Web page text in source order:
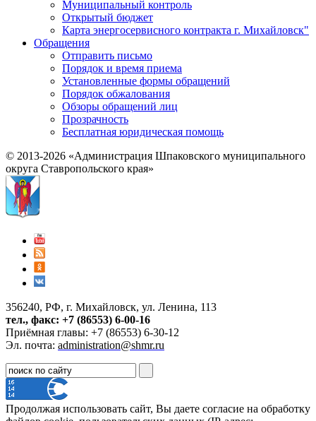
Муниципальный контроль
Открытый бюджет
Карта энергосервисного контракта г. Михайловск"
Обращения
Отправить письмо
Порядок и время приема
Установленные формы обращений
Порядок обжалования
Обзоры обращений лиц
Прозрачность
Бесплатная юридическая помощь
© 2013-2026 «Администрация Шпаковского муниципального
округа Ставропольского края»
356240, РФ, г. Михайловск, ул. Ленина, 113
тел., факс: +7 (86553) 6-00-16
Приёмная главы: +7 (86553) 6-30-12
Эл. почта: administration@shmr.ru
Продолжая использовать сайт, Вы даете согласие на обработку